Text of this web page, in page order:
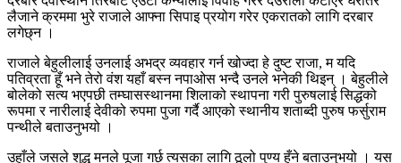
लैजाने क्रममा भुरे राजाले आफ्ना सिपाइ प्रयोग गरेर एकरातको लागि दरबार
लगेछ्न ।
राजाले बेहुलीलाई उनलाई अभद्र व्यवहार गर्न खोज्दा हे दुष्ट राजा, म यदि
पतिव्रता हूँ भने तेरो वंश यहाँ बस्न नपाओस भन्दै उनले भनेकी थिइन् । बेहुलीले
बोलेको सत्य भएपछी तम्घासस्थानमा शिलाको स्थापना गरी पुरुषलाई सिद्धको
रूपमा र नारीलाई देवीको रुपमा पुजा गर्दै आएको स्थानीय शताब्दी पुरुष फर्सुराम
पन्थीले बताउनुभयो ।
उहाँले जसले शुद्ध मनले पूजा गर्छ त्यसका लागि ठूलो पुण्य हुँने बताउनुभयो । यस